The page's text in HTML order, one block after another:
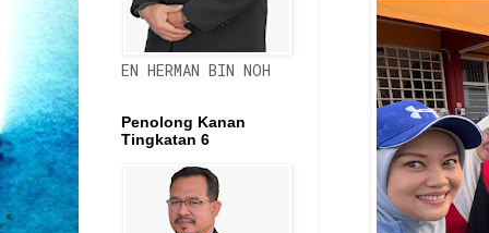
EN HERMAN BIN NOH
Penolong Kanan
Tingkatan 6